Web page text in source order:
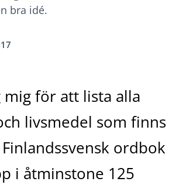
bra idé.
mig för att lista alla
livsmedel som finns
ordbok
i åtminstone 125